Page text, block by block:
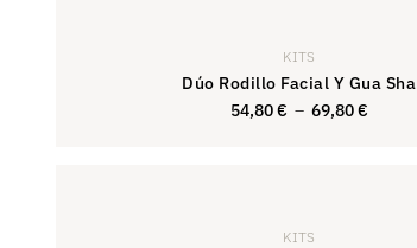
KITS
Dúo Rodillo Facial Y Gua Sha
54,80€ – 69,80€
KITS